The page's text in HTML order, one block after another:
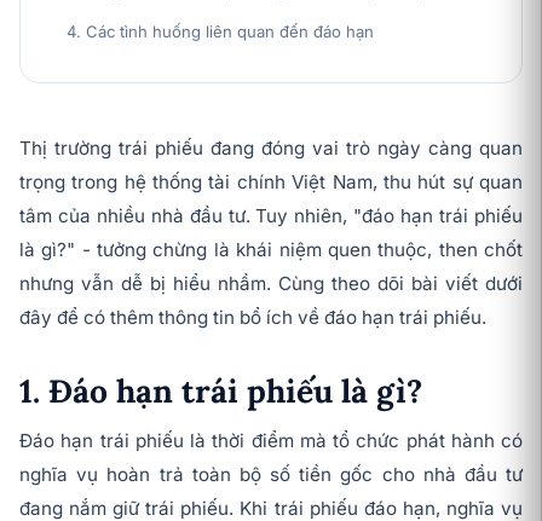
Thị trường trái phiếu đang đóng vai trò ngày càng quan
trọng trong hệ thống tài chính Việt Nam, thu hút sự quan
tâm của nhiều nhà đầu tư. Tuy nhiên, "đáo hạn trái phiếu
là gì?" - tưởng chừng là khái niệm quen thuộc, then chốt
nhưng vẫn dễ bị hiểu nhầm. Cùng theo dõi bài viết dưới
đây để có thêm thông tin bổ ích về đáo hạn trái phiếu.
1. Đáo hạn trái phiếu là gì?
Đáo hạn trái phiếu là thời điểm mà tổ chức phát hành có
nghĩa vụ hoàn trả toàn bộ số tiền gốc cho nhà đầu tư
đang nắm giữ trái phiếu. Khi trái phiếu đáo hạn, nghĩa vụ
4. Các tình huống liên quan đến đáo hạn